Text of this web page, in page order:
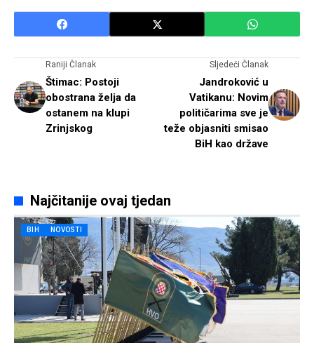
Raniji Članak
Štimac: Postoji
obostrana želja da
ostanem na klupi
Zrinjskog
Sljedeći Članak
Jandroković u
Vatikanu: Novim
političarima sve je
teže objasniti smisao
BiH kao države
Najčitanije ovaj tjedan
BIH NOVOSTI